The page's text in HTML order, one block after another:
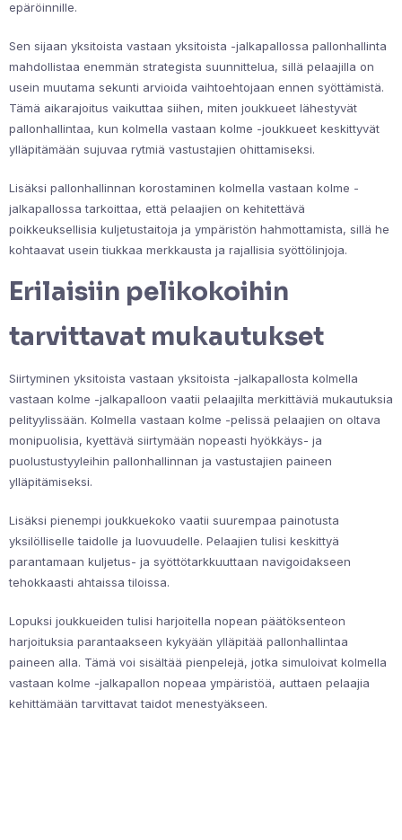
epäröinnille.
Sen sijaan yksitoista vastaan yksitoista -jalkapallossa pallonhallinta
mahdollistaa enemmän strategista suunnittelua, sillä pelaajilla on
usein muutama sekunti arvioida vaihtoehtojaan ennen syöttämistä.
Tämä aikarajoitus vaikuttaa siihen, miten joukkueet lähestyvät
pallonhallintaa, kun kolmella vastaan kolme -joukkueet keskittyvät
ylläpitämään sujuvaa rytmiä vastustajien ohittamiseksi.
Lisäksi pallonhallinnan korostaminen kolmella vastaan kolme -
jalkapallossa tarkoittaa, että pelaajien on kehitettävä
poikkeuksellisia kuljetustaitoja ja ympäristön hahmottamista, sillä he
kohtaavat usein tiukkaa merkkausta ja rajallisia syöttölinjoja.
Erilaisiin pelikokoihin
tarvittavat mukautukset
Siirtyminen yksitoista vastaan yksitoista -jalkapallosta kolmella
vastaan kolme -jalkapalloon vaatii pelaajilta merkittäviä mukautuksia
pelityylissään. Kolmella vastaan kolme -pelissä pelaajien on oltava
monipuolisia, kyettävä siirtymään nopeasti hyökkäys- ja
puolustustyyleihin pallonhallinnan ja vastustajien paineen
ylläpitämiseksi.
Lisäksi pienempi joukkuekoko vaatii suurempaa painotusta
yksilölliselle taidolle ja luovuudelle. Pelaajien tulisi keskittyä
parantamaan kuljetus- ja syöttötarkkuuttaan navigoidakseen
tehokkaasti ahtaissa tiloissa.
Lopuksi joukkueiden tulisi harjoitella nopean päätöksenteon
harjoituksia parantaakseen kykyään ylläpitää pallonhallintaa
paineen alla. Tämä voi sisältää pienpelejä, jotka simuloivat kolmella
vastaan kolme -jalkapallon nopeaa ympäristöä, auttaen pelaajia
kehittämään tarvittavat taidot menestyäkseen.